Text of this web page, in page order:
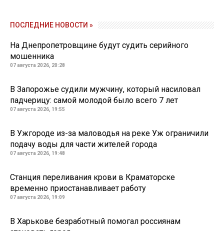
ПОСЛЕДНИЕ НОВОСТИ »
На Днепропетровщине будут судить серийного
мошенника
07 августа 2026, 20:28
В Запорожье судили мужчину, который насиловал
падчерицу: самой молодой было всего 7 лет
07 августа 2026, 19:55
В Ужгороде из-за маловодья на реке Уж ограничили
подачу воды для части жителей города
07 августа 2026, 19:48
Станция переливания крови в Краматорске
временно приостанавливает работу
07 августа 2026, 19:09
В Харькове безработный помогал россиянам